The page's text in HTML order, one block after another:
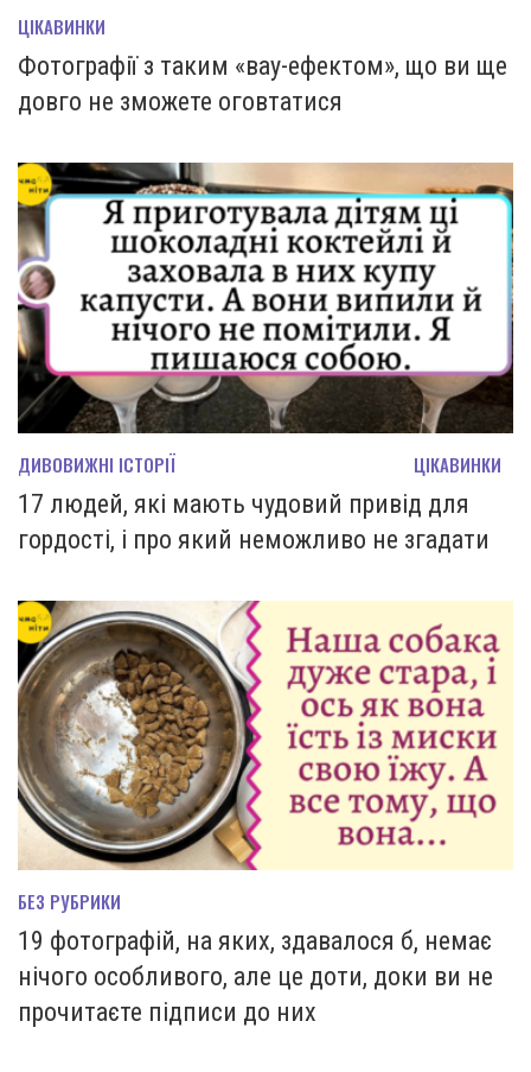
ЦІКАВИНКИ
Фотографії з таким «вау-ефектом», що ви ще
довго не зможете оговтатися
ДИВОВИЖНІ ІСТОРІЇ ЦІКАВИНКИ
17 людей, які мають чудовий привід для
гордості, і про який неможливо не згадати
БЕЗ РУБРИКИ
19 фотографій, на яких, здавалося б, немає
нічого особливого, але це доти, доки ви не
прочитаєте підписи до них